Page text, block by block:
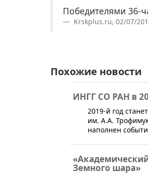
Победителями 36-
Krskplus.ru, 02/07/
Похожие новости
ИНГГ СО РАН в
​​​​2019-й год
им. А.А.
наполнен
Земного шара»